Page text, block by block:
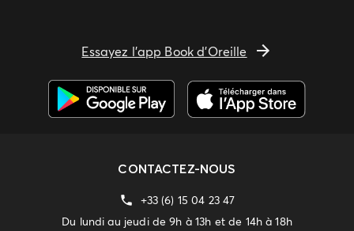
Essayez l'app Book d'Oreille
CONTACTEZ-NOUS
+33 (6) 15 04 23 47
Du lundi au jeudi de 9h à 13h et de 14h à 18h